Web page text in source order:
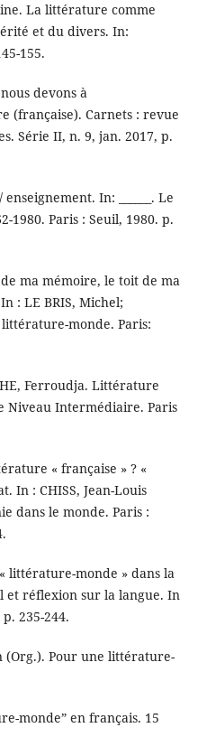
La littérature comme
et du divers. In:
155.
devons à
(française). Carnets : revue
Série II, n. 9, jan. 2017, p.
In: ______. Le
1980. Paris : Seuil, 1980. p.
ma mémoire, le toit de ma
: LE BRIS, Michel;
littérature-monde. Paris:
Ferroudja. Littérature
Niveau Intermédiaire. Paris
« française » ? «
In : CHISS, Jean-Louis
dans le monde. Paris :
littérature-monde » dans la
et réflexion sur la langue. In
235-244.
(Org.). Pour une littérature-
monde” en français. 15